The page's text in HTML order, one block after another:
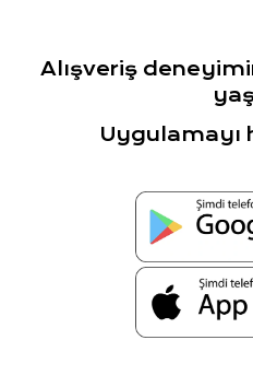
Alışveriş
Uygulamayı